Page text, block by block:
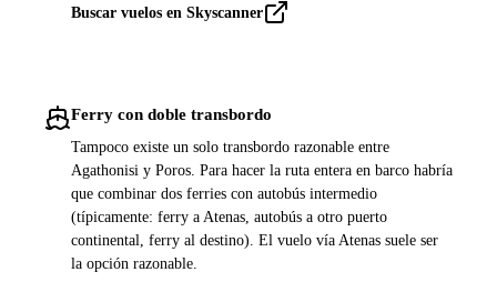
Buscar vuelos en Skyscanner
Ferry con doble transbordo
Tampoco existe un solo transbordo razonable entre
Agathonisi y Poros. Para hacer la ruta entera en barco habría
que combinar dos ferries con autobús intermedio
(típicamente: ferry a Atenas, autobús a otro puerto
continental, ferry al destino). El vuelo vía Atenas suele ser
la opción razonable.